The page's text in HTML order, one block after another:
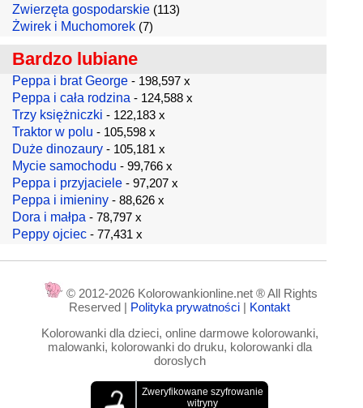
Zwierzęta gospodarskie (113)
Żwirek i Muchomorek (7)
Bardzo lubiane
Peppa i brat George - 198,597 x
Peppa i cała rodzina - 124,588 x
Trzy księżniczki - 122,183 x
Traktor w polu - 105,598 x
Duże dinozaury - 105,181 x
Mycie samochodu - 99,766 x
Peppa i przyjaciele - 97,207 x
Peppa i imieniny - 88,626 x
Dora i małpa - 78,797 x
Peppy ojciec - 77,431 x
© 2012-2026 Kolorowankionline.net ® All Rights
Reserved | Polityka prywatności | Kontakt
Kolorowanki dla dzieci, online darmowe kolorowanki,
malowanki, kolorowanki do druku, kolorowanki dla
doroslych